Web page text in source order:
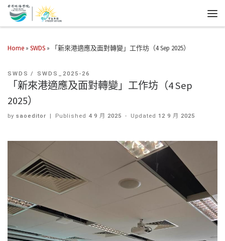
Home » SWDS » 「新來港適應及面對轉變」工作坊（4 Sep 2025）
SWDS SWDS_2025-26
「新來港適應及面對轉變」工作坊（4 Sep
2025）
by saoeditor | Published 4 9 月 2025 - Updated12 9 月 2025